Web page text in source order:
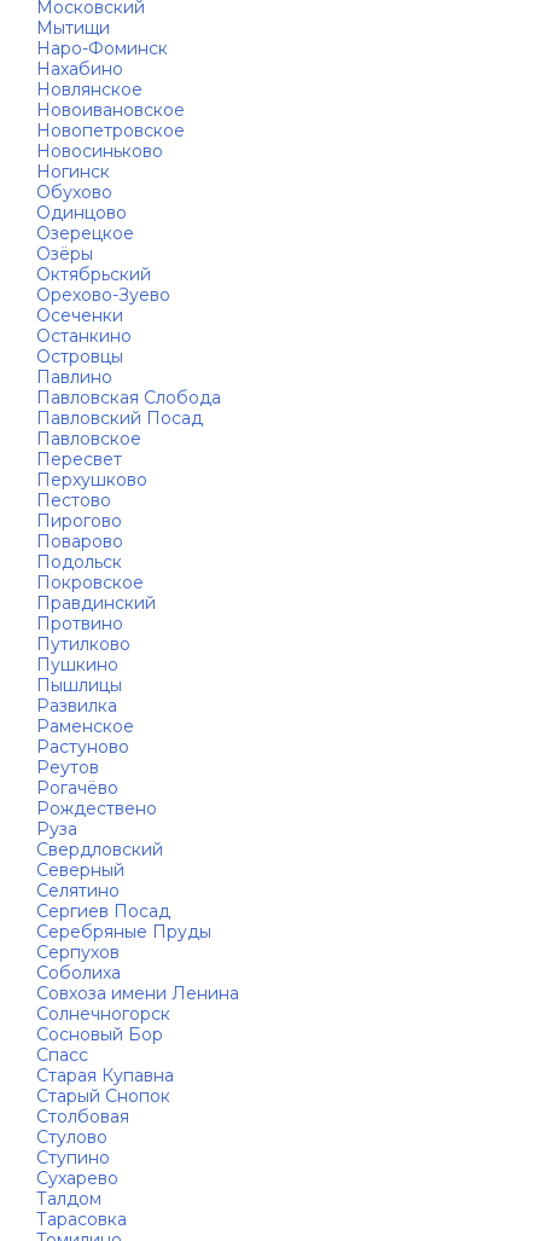
Московский
Мытищи
Наро-Фоминск
Нахабино
Новлянское
Новоивановское
Новопетровское
Новосиньково
Ногинск
Обухово
Одинцово
Озерецкое
Озёры
Октябрьский
Орехово-Зуево
Осеченки
Останкино
Островцы
Павлино
Павловская Слобода
Павловский Посад
Павловское
Пересвет
Перхушково
Пестово
Пирогово
Поварово
Подольск
Покровское
Правдинский
Протвино
Путилково
Пушкино
Пышлицы
Развилка
Раменское
Растуново
Реутов
Рогачёво
Рождествено
Руза
Свердловский
Северный
Селятино
Сергиев Посад
Серебряные Пруды
Серпухов
Соболиха
Совхоза имени Ленина
Солнечногорск
Сосновый Бор
Спасс
Старая Купавна
Старый Снопок
Столбовая
Стулово
Ступино
Сухарево
Талдом
Тарасовка